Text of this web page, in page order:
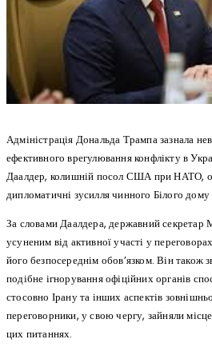
Адміністрація Дональда Трампа зазнала
ефективного врегулювання конфлікту в
Даалдер, колишній посол США при НАТО,
дипломатичні зусилля чинного Білого дому
За словами Даалдера, державний секретар
усуненим від активної участі у
його безпосереднім обов’язком. Він також
подібне ігнорування офіційних органів
стосовно Ірану та інших аспектів
переговорники, у свою чергу, зайняли
цих питаннях.